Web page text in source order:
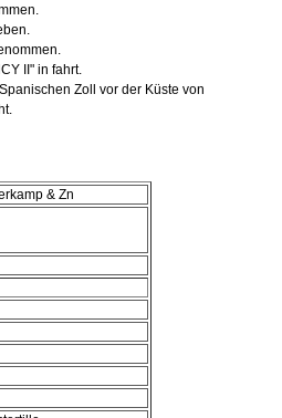
II" in fahrt.
Zoll vor der Küste von
& Zn